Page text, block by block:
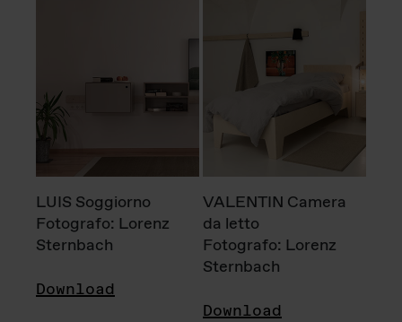
LUIS Soggiorno
Fotografo: Lorenz
Sternbach
Download
VALENTIN Camera
da letto
Fotografo: Lorenz
Sternbach
Download